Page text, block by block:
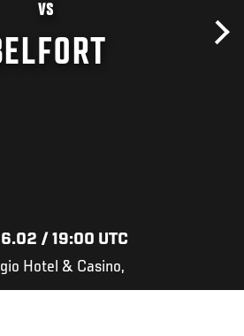
VS
/ 19:00 UTC
Hotel & Casino,